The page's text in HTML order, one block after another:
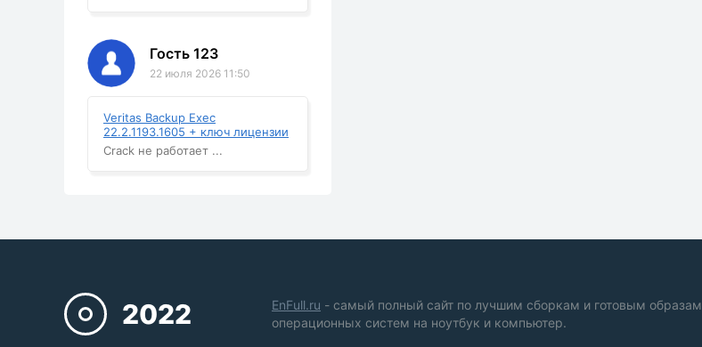
Гость 123
22 июля 2026 11:50
Veritas Backup Exec
22.2.1193.1605 + ключ лицензии
Crack не работает ...
2022 EnFull.ru - самый полный сайт по лучшим сборкам и готовым образам
операционных систем на ноутбук и компьютер.